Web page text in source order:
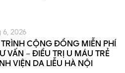
CỘNG ĐỒNG MIỄN PHÍ
VẤN – ĐIỀU TRỊ U MÁU TRẺ
VIỆN DA LIỄU HÀ NỘI
6, 2026